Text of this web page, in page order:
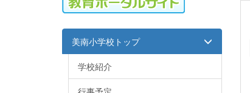
美南小学校トップ
学校紹介